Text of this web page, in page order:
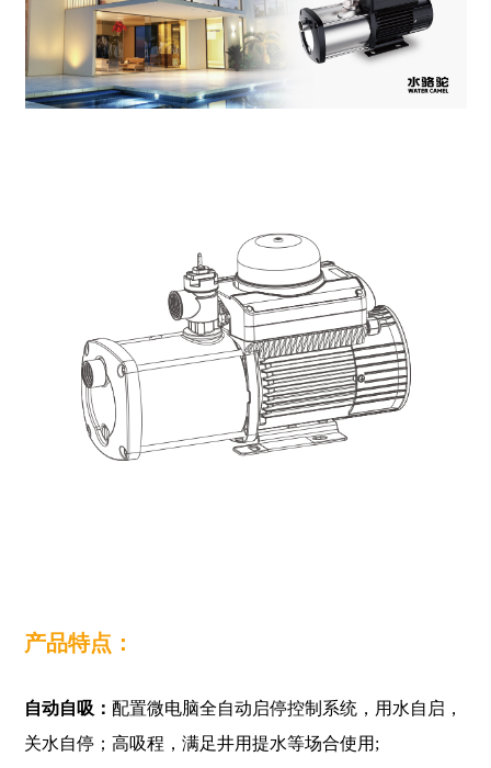
产品特点：
自动自吸：配置微电脑全自动启停控制系统，用水自启，
关水自停；高吸程，满足井用提水等场合使用;